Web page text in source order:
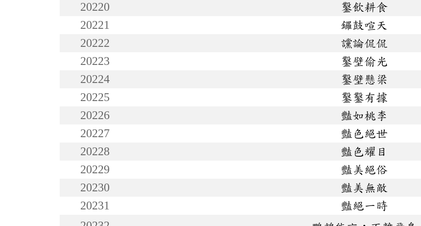
20220
鑿飲耕食
20221
鑼鼓喧天
20222
讜論侃侃
20223
鑿壁偷光
20224
鑿壁懸梁
20225
鑿鑿有據
20226
豔如桃李
20227
豔色絕世
20228
豔色耀目
20229
豔美絕俗
20230
豔美無敵
20231
豔絕一時